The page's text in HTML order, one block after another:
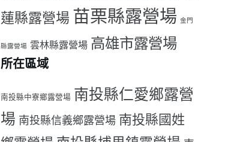
蓮縣露營場 苗栗縣露營場 金門
縣露營場 雲林縣露營場 高雄市露營場
所在區域
南投縣中寮鄉露營場 南投縣仁愛鄉露營
場 南投縣信義鄉露營場 南投縣國姓